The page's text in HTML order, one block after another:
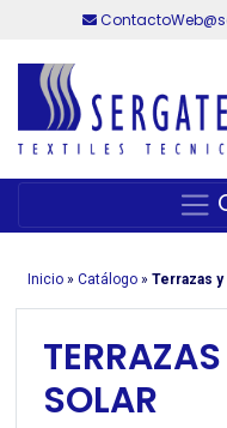
Inicio» Catálogo» Terrazas
SOLAR